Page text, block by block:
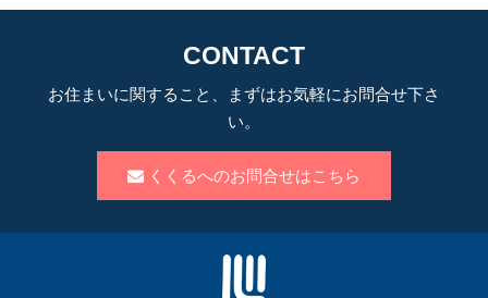
CONTACT
お住まいに関すること、まずはお気軽にお問合せ下さ
い。
くくるへのお問合せはこちら